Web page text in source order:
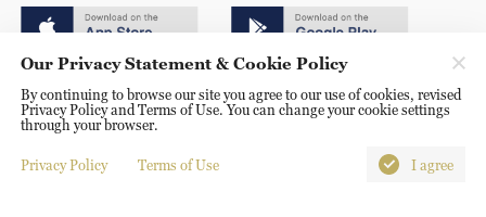
Our Privacy Statement & Cookie Policy
By continuing to browse our site you agree to our use of cookies, revised
Privacy Policy and Terms of Use. You can change your cookie settings
through your browser.
Privacy Policy Terms of Use I agree